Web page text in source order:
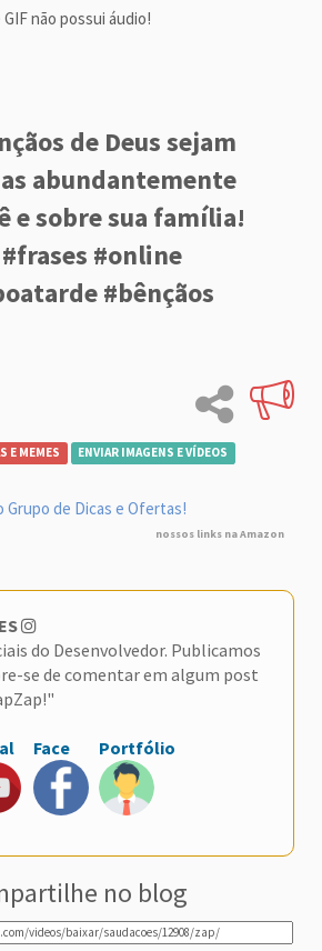
não possui áudio!
de Deus sejam
abundantemente
e sobre sua família!
#online
#bênçãos
E MEMES ENVIAR IMAGENS E VÍDEOS
Grupo de Dicas e Ofertas!
nossos links na Amazon
do Desenvolvedor. Publicamos
se de comentar em algum post
Face Portfólio
no blog